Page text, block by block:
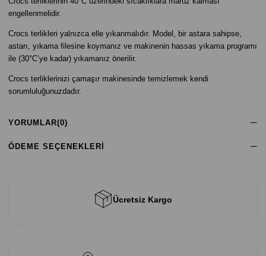
engellenmelidir.
Crocs terlikleri yalnızca elle yıkanmalıdır. Model, bir astara sahipse,
astarı, yıkama filesine koymanız ve makinenin hassas yıkama programı
ile (30°C’ye kadar) yıkamanız önerilir.
Crocs terliklerinizi çamaşır makinesinde temizlemek kendi
sorumluluğunuzdadır.
YORUMLAR(0)
ÖDEME SEÇENEKLERI
Ücretsiz Kargo